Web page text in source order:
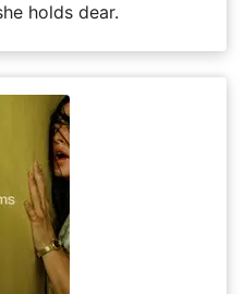
holds dear.